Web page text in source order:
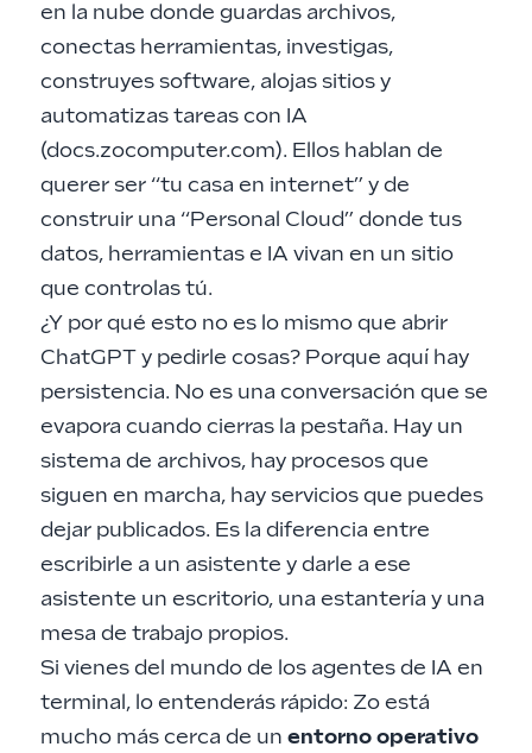
en la nube donde guardas archivos,
conectas herramientas, investigas,
construyes software, alojas sitios y
automatizas tareas con IA
(docs.zocomputer.com). Ellos hablan de
querer ser “tu casa en internet” y de
construir una “Personal Cloud” donde tus
datos, herramientas e IA vivan en un sitio
que controlas tú.
¿Y por qué esto no es lo mismo que abrir
ChatGPT y pedirle cosas? Porque aquí hay
persistencia. No es una conversación que se
evapora cuando cierras la pestaña. Hay un
sistema de archivos, hay procesos que
siguen en marcha, hay servicios que puedes
dejar publicados. Es la diferencia entre
escribirle a un asistente y darle a ese
asistente un escritorio, una estantería y una
mesa de trabajo propios.
Si vienes del mundo de los agentes de IA en
terminal, lo entenderás rápido: Zo está
mucho más cerca de un entorno operativo